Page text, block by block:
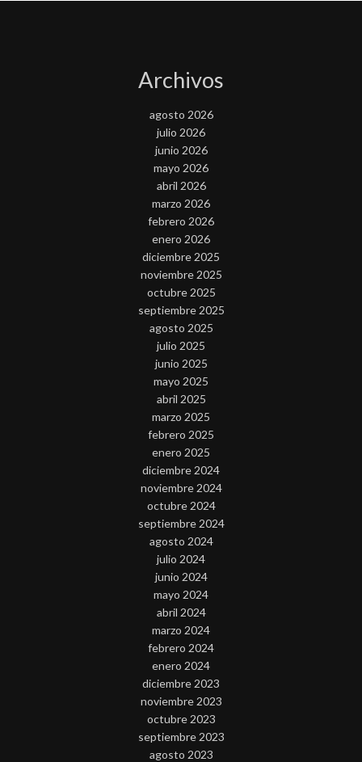
Archivos
agosto 2026
julio 2026
junio 2026
mayo 2026
abril 2026
marzo 2026
febrero 2026
enero 2026
diciembre 2025
noviembre 2025
octubre 2025
septiembre 2025
agosto 2025
julio 2025
junio 2025
mayo 2025
abril 2025
marzo 2025
febrero 2025
enero 2025
diciembre 2024
noviembre 2024
octubre 2024
septiembre 2024
agosto 2024
julio 2024
junio 2024
mayo 2024
abril 2024
marzo 2024
febrero 2024
enero 2024
diciembre 2023
noviembre 2023
octubre 2023
septiembre 2023
agosto 2023